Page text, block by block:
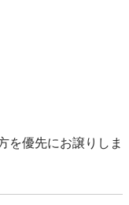
を優先にお譲りしま